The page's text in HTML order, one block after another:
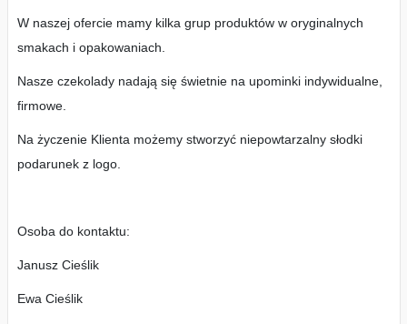
W naszej ofercie mamy kilka grup produktów w oryginalnych
smakach i opakowaniach.
Nasze czekolady nadają się świetnie na upominki indywidualne,
firmowe.
Na życzenie Klienta możemy stworzyć niepowtarzalny słodki
podarunek z logo.
Osoba do kontaktu:
Janusz Cieślik
Ewa Cieślik